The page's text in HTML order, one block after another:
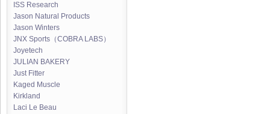
ISS Research
Jason Natural Products
Jason Winters
JNX Sports（COBRA LABS）
Joyetech
JULIAN BAKERY
Just Fitter
Kaged Muscle
Kirkland
Laci Le Beau